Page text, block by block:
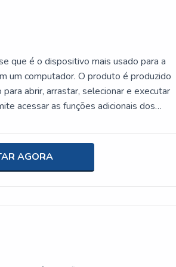
que é o dispositivo mais usado para a
um computador. O produto é produzido
abrir, arrastar, selecionar e executar
acessar as funções adicionais dos
ponteiro) na tela da máquina, servindo
de uma pessoa e, mais precisamente,
na navegação e precisão, tais
dos custos a médio e longo prazo
líder no
AGORA